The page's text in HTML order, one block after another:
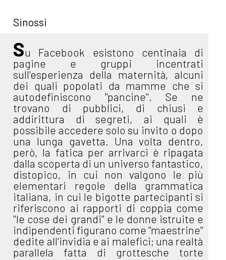
Sinossi
Su Facebook esistono centinaia di
pagine e gruppi incentrati
sull'esperienza della maternità, alcuni
dei quali popolati da mamme che si
autodefiniscono "pancine". Se ne
trovano di pubblici, di chiusi e
addirittura di segreti, ai quali è
possibile accedere solo su invito o dopo
una lunga gavetta. Una volta dentro,
però, la fatica per arrivarci è ripagata
dalla scoperta di un universo fantastico,
distopico, in cui non valgono le più
elementari regole della grammatica
italiana, in cui le bigotte partecipanti si
riferiscono ai rapporti di coppia come
"le cose dei grandi" e le donne istruite e
indipendenti figurano come "maestrine"
dedite all'invidia e ai malefici; una realtà
parallela fatta di grottesche torte